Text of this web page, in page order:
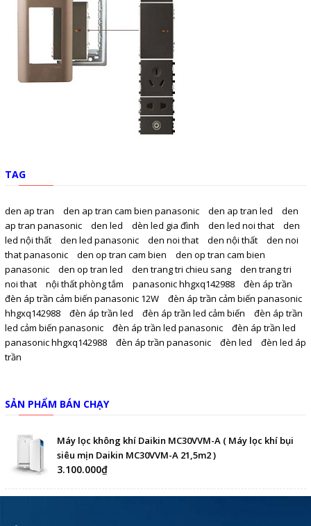
TAG
den ap tran den ap tran cam bien panasonic den ap tran led
den
ap tran panasonic
den led dèn led gia đình den led noi that
den
led nội thất
den led panasonic den noi that den nội thất
den noi
that panasonic
den op tran cam bien
den op tran cam bien
panasonic
den op tran led den trang tri chieu sang
den trang tri
noi that
nội thất phòng tắm panasonic hhgxq142988
đèn áp trần
đèn áp trần cảm biến panasonic 12W
đèn áp trần cảm biến panasonic
hhgxq142988
đèn áp trần led đèn áp trần led cảm biến
đèn áp trần
led cảm biến panasonic
đèn áp trần led panasonic
đèn áp trần led
panasonic hhgxq142988
đèn áp trần panasonic đèn led
đèn led áp
trần
SẢN PHẨM BÁN CHẠY
Máy lọc không khí Daikin MC30VVM-A ( Máy lọc khí bụi
siêu mịn Daikin MC30VVM-A 21,5m2 )
3.100.000₫